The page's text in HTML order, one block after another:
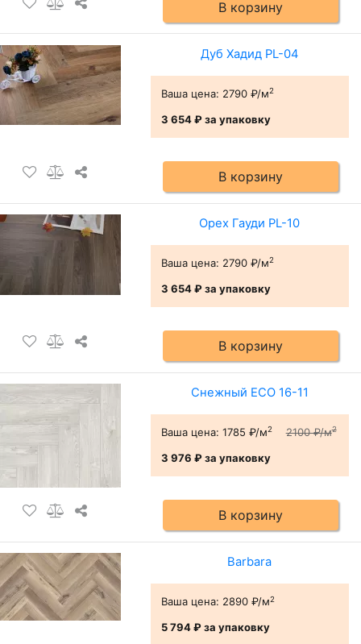
В корзину
Дуб Хадид PL-04
Ваша цена: 2790 ₽/м2
3 654 ₽за упаковку
В корзину
Орех Гауди PL-10
Ваша цена: 2790 ₽/м2
3 654 ₽за упаковку
В корзину
Снежный ЕСО 16-11
Ваша цена: 1785 ₽/м2 2100 ₽/м2
3 976 ₽за упаковку
В корзину
Barbara
Ваша цена: 2890 ₽/м2
5 794 ₽за упаковку